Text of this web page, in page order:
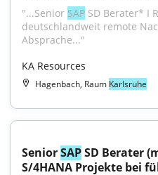
"...Senior SAP SD Berater* I
deutschlandweit remote
Absprache..."
KA Resources
Hagenbach, Raum Karlsruhe
Senior SAP SD Berater
S/4HANA Projekte bei